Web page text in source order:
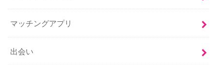
マッチングアプリ
出会い